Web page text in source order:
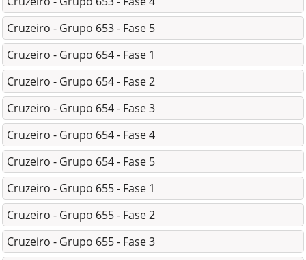
Cruzeiro - Grupo 653 - Fase 5
Cruzeiro - Grupo 654 - Fase 1
Cruzeiro - Grupo 654 - Fase 2
Cruzeiro - Grupo 654 - Fase 3
Cruzeiro - Grupo 654 - Fase 4
Cruzeiro - Grupo 654 - Fase 5
Cruzeiro - Grupo 655 - Fase 1
Cruzeiro - Grupo 655 - Fase 2
Cruzeiro - Grupo 655 - Fase 3